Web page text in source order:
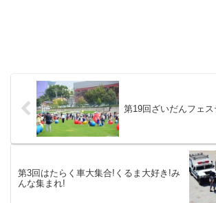
第19回ざいだんフェ
第3回はたらく車大集合!くるま大好き!み
んな集まれ!